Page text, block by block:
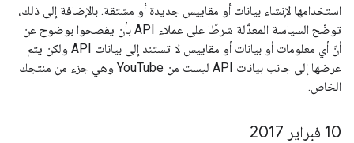
استخدامها لإنشاء بيانات أو مقاييس جديدة أو مشتقة. بالإضافة إلى ذلك،
توضّح السياسة المعدَّلة شرطًا على عملاء API بأن يفصحوا بوضوح عن
أنّ أي معلومات أو بيانات أو مقاييس لا تستند إلى بيانات API ولكن يتم
عرضها إلى جانب بيانات API ليست من YouTube وهي جزء من منتجك
الخاص.
‫10 فبراير 2017